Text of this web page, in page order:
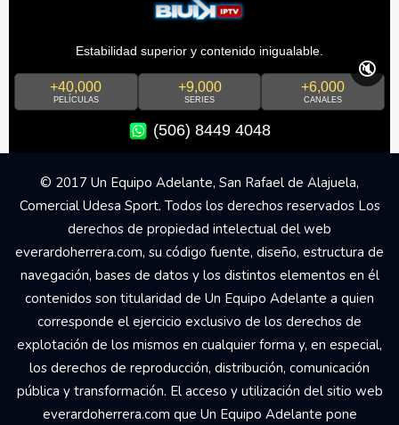
Estabilidad superior y contenido inigualable.
+40,000
PELÍCULAS
+9,000
SERIES
+6,000
CANALES
(506) 8449 4048
🔇
© 2017 Un Equipo Adelante, San Rafael de Alajuela,
Comercial Udesa Sport. Todos los derechos reservados Los
derechos de propiedad intelectual del web
everardoherrera.com, su código fuente, diseño, estructura de
navegación, bases de datos y los distintos elementos en él
contenidos son titularidad de Un Equipo Adelante a quien
corresponde el ejercicio exclusivo de los derechos de
explotación de los mismos en cualquier forma y, en especial,
los derechos de reproducción, distribución, comunicación
pública y transformación. El acceso y utilización del sitio web
everardoherrera.com que Un Equipo Adelante pone